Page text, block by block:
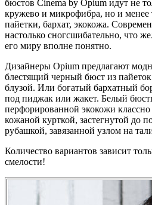
бюстов Cinema by Opium идут не
кружево и микрофибра, но и менее
пайетки, бархат, экокожа.
настолько сногсшибательно, что
его миру вполне понятно.
Дизайнеры Opium предлагают
блестящий черный бюст из
блузой. Или богатый бархатный
под пиджак или жакет. Белый
перфорированной экокожи классно
кожаной курткой, застегнутой до
рубашкой, завязанной узлом на
Количество вариантов зависит
смелости!